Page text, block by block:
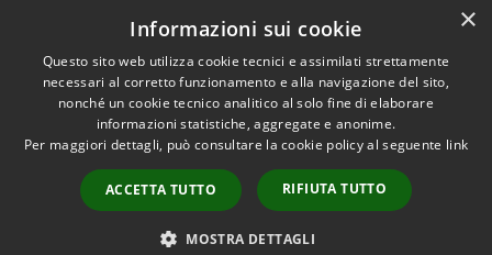
Dichiarazione di accessibilità
Accessibilità
Copyright © 2026 • Comune di
Spoleto • Powered by
Municipium•
Accesso
redazione
×
Informazioni sui cookie
Questo sito web utilizza cookie tecnici e assimilati strettamente
necessari al corretto funzionamento e alla navigazione del sito,
nonché un cookie tecnico analitico al solo fine di elaborare
informazioni statistiche, aggregate e anonime.
Per maggiori dettagli, può consultare la cookie policy al seguente link
ACCETTA TUTTO RIFIUTA TUTTO
MOSTRA DETTAGLI